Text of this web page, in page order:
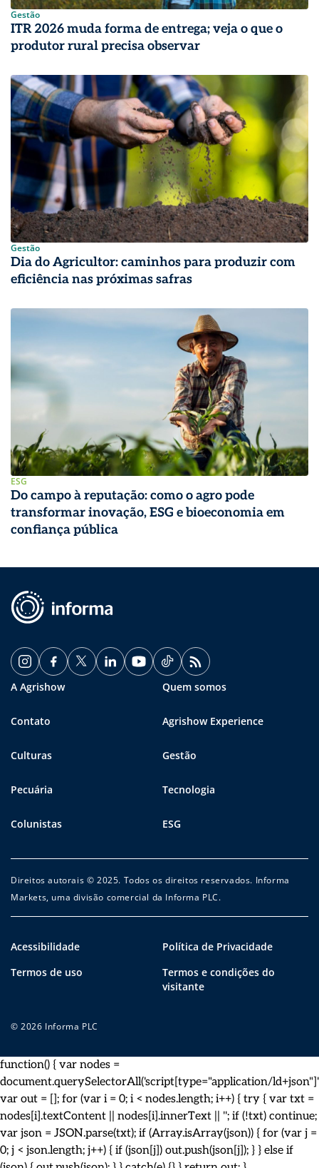
Gestão
ITR 2026 muda forma de entrega; veja o que o
produtor rural precisa observar
Gestão
Dia do Agricultor: caminhos para produzir com
eficiência nas próximas safras
ESG
Do campo à reputação: como o agro pode
transformar inovação, ESG e bioeconomia em
confiança pública
A Agrishow Quem somos
Contato Agrishow Experience
Culturas Gestão
Pecuária Tecnologia
Colunistas ESG
Direitos autorais © 2025. Todos os direitos reservados. Informa
Markets, uma divisão comercial da Informa PLC.
Acessibilidade
Política de Privacidade
Termos de uso
Termos e condições do
visitante
© 2026 Informa PLC
function() { var nodes =
document.querySelectorAll('script[type="application/
var out = []; for (var i = 0; i < nodes.length; i++) { try { var txt =
nodes[i].textContent || nodes[i].innerText || ''; if (!txt) continue;
var json = JSON.parse(txt); if (Array.isArray(json)) { for (var j =
0; j < json.length; j++) { if (json[j]) out.push(json[j]); } } else if